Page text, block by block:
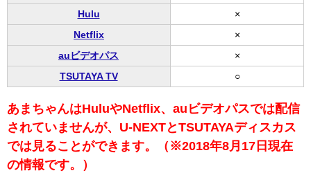
Hulu
×
Netflix
×
auビデオパス
×
TSUTAYA TV
○
あまちゃんはHuluやNetflix、auビデオパスでは配信
されていませんが、U-NEXTとTSUTAYAディスカス
では見ることができます。（※2018年8月17日現在
の情報です。）